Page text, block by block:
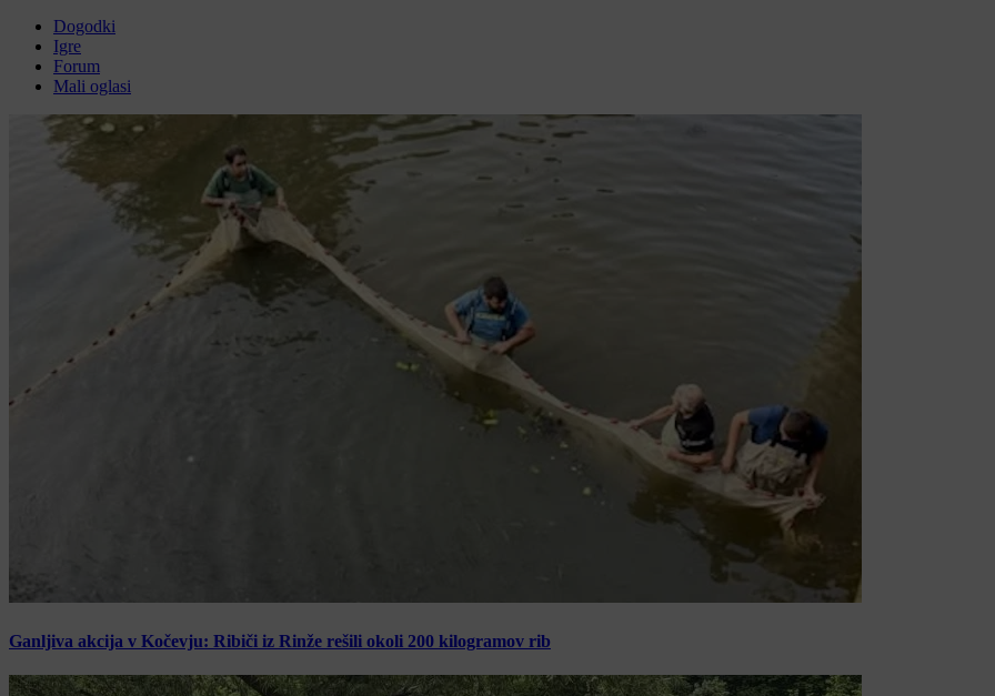
Dogodki
Igre
Forum
Mali oglasi
Ganljiva akcija v Kočevju: Ribiči iz Rinže rešili okoli 200 kilogramov rib